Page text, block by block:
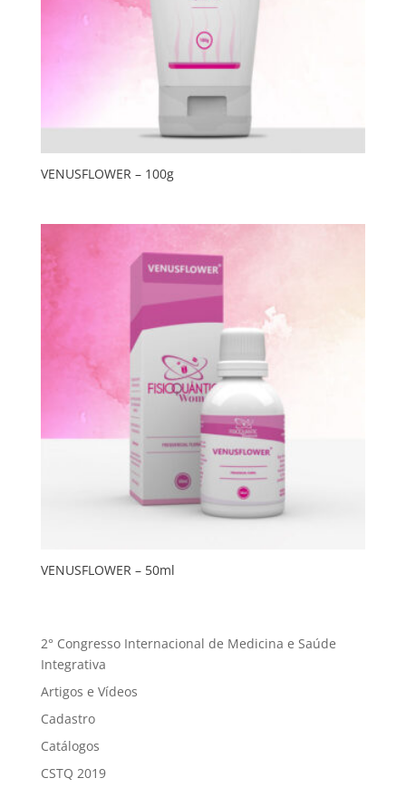
VENUSFLOWER – 100g
VENUSFLOWER – 50ml
2° Congresso Internacional de Medicina e Saúde
Integrativa
Artigos e Vídeos
Cadastro
Catálogos
CSTQ 2019